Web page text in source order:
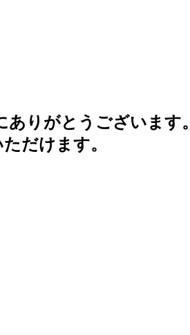
りがとうございます。
だけます。